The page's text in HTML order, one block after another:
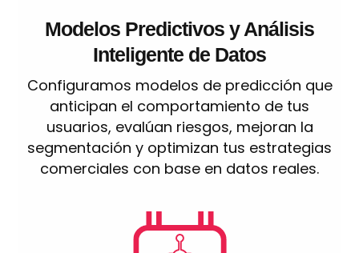
Modelos Predictivos y Análisis
Inteligente de Datos
Configuramos modelos de predicción que
anticipan el comportamiento de tus
usuarios, evalúan riesgos, mejoran la
segmentación y optimizan tus estrategias
comerciales con base en datos reales.